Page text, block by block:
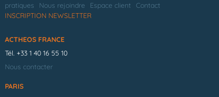
pratiques
Nous rejoindre Espace client
Contact
INSCRIPTION NEWSLETTER
ACTHEOS FRANCE
Tél. +33 1 40 16 55 10
Nous contacter
PARIS